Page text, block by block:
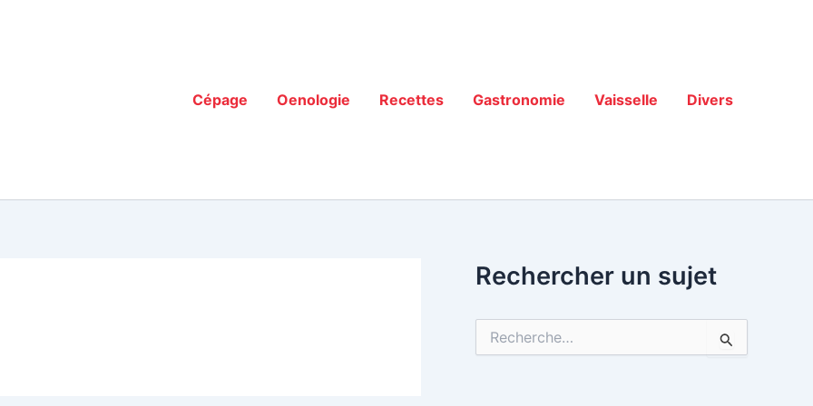
Cépage Oenologie Recettes Gastronomie Vaisselle Divers
Rechercher un sujet